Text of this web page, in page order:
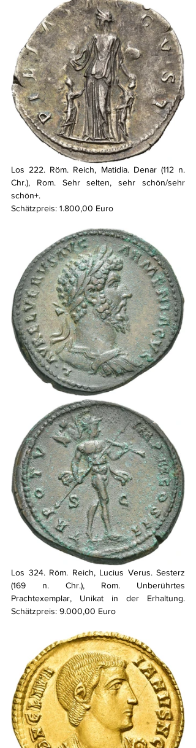
Los 222. Röm. Reich, Matidia. Denar (112 n.
Chr.), Rom. Sehr selten, sehr schön/sehr
schön+.
Schätzpreis: 1.800,00 Euro
Los 324. Röm. Reich, Lucius Verus. Sesterz
(169 n. Chr.), Rom. Unberührtes
Prachtexemplar, Unikat in der Erhaltung.
Schätzpreis: 9.000,00 Euro